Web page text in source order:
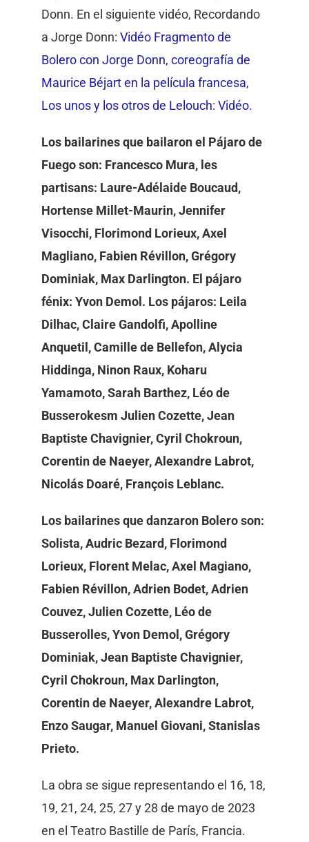
Donn. En el siguiente vidéo, Recordando
a Jorge Donn: Vidéo Fragmento de
Bolero con Jorge Donn, coreografía de
Maurice Béjart en la película francesa,
Los unos y los otros de Lelouch: Vidéo.
Los bailarines que bailaron el Pájaro de
Fuego son: Francesco Mura, les
partisans: Laure-Adélaide Boucaud,
Hortense Millet-Maurin, Jennifer
Visocchi, Florimond Lorieux, Axel
Magliano, Fabien Révillon, Grégory
Dominiak, Max Darlington. El pájaro
fénix: Yvon Demol. Los pájaros: Leila
Dilhac, Claire Gandolfi, Apolline
Anquetil, Camille de Bellefon, Alycia
Hiddinga, Ninon Raux, Koharu
Yamamoto, Sarah Barthez, Léo de
Busserokesm Julien Cozette, Jean
Baptiste Chavignier, Cyril Chokroun,
Corentin de Naeyer, Alexandre Labrot,
Nicolás Doaré, François Leblanc.
Los bailarines que danzaron Bolero son:
Solista, Audric Bezard, Florimond
Lorieux, Florent Melac, Axel Magiano,
Fabien Révillon, Adrien Bodet, Adrien
Couvez, Julien Cozette, Léo de
Busserolles, Yvon Demol, Grégory
Dominiak, Jean Baptiste Chavignier,
Cyril Chokroun, Max Darlington,
Corentin de Naeyer, Alexandre Labrot,
Enzo Saugar, Manuel Giovani, Stanislas
Prieto.
La obra se sigue representando el 16, 18,
19, 21, 24, 25, 27 y 28 de mayo de 2023
en el Teatro Bastille de París, Francia.